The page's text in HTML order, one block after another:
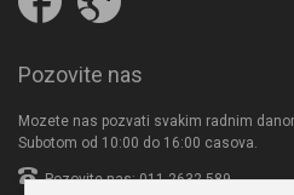
nas
us
Plus
Pozovite nas
Mozete nas pozvati svakim radnim
Subotom od 10:00 do 16:00 casova.
Pozovite nas: 011-2632-589